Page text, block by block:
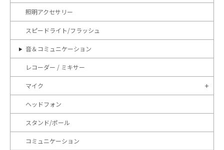
照明アクセサリー
スピードライト/フラッシュ
音＆コミュニケーション
レコーダー / ミキサー
マイク
ヘッドフォン
スタンド/ポール
コミュニケーション